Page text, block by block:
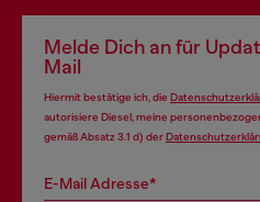
Melde Dich an für
Mail
Hiermit bestätige ich, die
autorisiere Diesel, meine
gemäß Absatz 3.1 d) der
E-Mail Adresse*